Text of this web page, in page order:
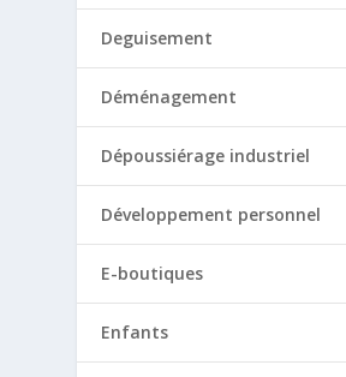
Deguisement
Déménagement
Dépoussiérage industriel
Développement personnel
E-boutiques
Enfants